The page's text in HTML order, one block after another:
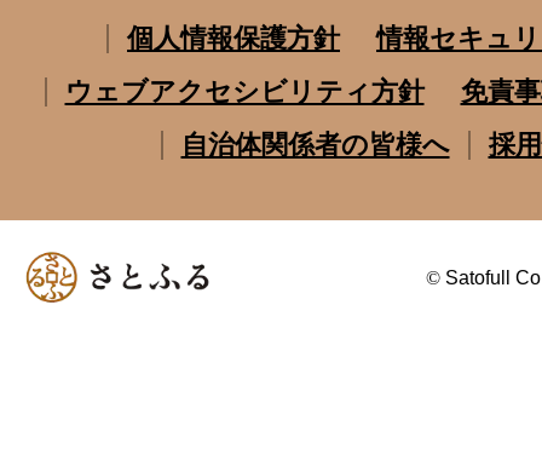
個人情報保護方針
情報セキュ
ウェブアクセシビリティ方針
免責
自治体関係者の皆様へ
採
© Satofull